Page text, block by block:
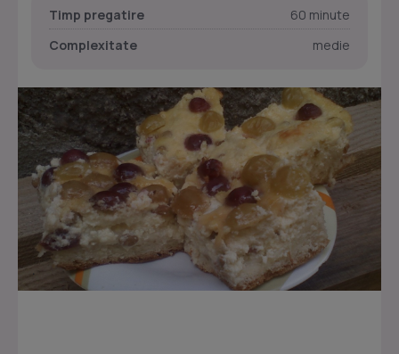
Timp pregatire
60 minute
Complexitate
medie